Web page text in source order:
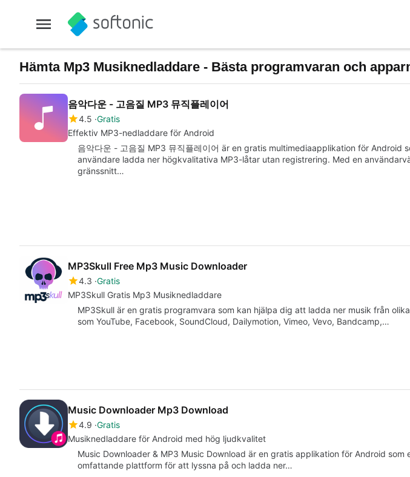
Hämta Mp3 Musiknedladdare - Bästa programvaran och
음악다운 - 고음질 MP3 뮤직플레이어
4.5 Gratis
Effektiv MP3-nedladdare för Android
음악다운 - 고음질 MP3 뮤직플레이어 är en gratis multimediaapplikation för Android
användare ladda ner högkvalitativa MP3-låtar utan registrering. Med en
gränssnitt…
MP3Skull Free Mp3 Music Downloader
4.3 Gratis
MP3Skull Gratis Mp3 Musiknedladdare
MP3Skull är en gratis programvara som kan hjälpa dig att ladda ner musik från
som YouTube, Facebook, SoundCloud, Dailymotion, Vimeo, Vevo, Bandcamp,…
Music Downloader Mp3 Download
4.9 Gratis
Musiknedladdare för Android med hög ljudkvalitet
Music Downloader & MP3 Music Download är en gratis applikation för Android som
omfattande plattform för att lyssna på och ladda ner…